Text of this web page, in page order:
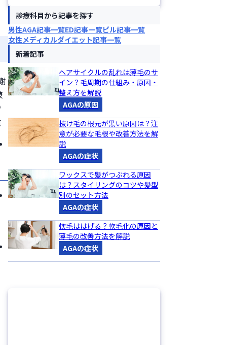
診療科目から記事を探す
男性AGA記事一覧ED記事一覧ピル記事一覧
女性メディカルダイエット記事一覧
新着記事
ヘアサイクルの乱れは薄毛のサ
イン？毛周期の仕組み・原因・
整え方を解説
AGAの原因
抜け毛の根元が黒い原因は？注
意が必要な毛根や改善方法を解
説
AGAの症状
ワックスで髪がつぶれる原因
は？スタイリングのコツや髪型
別のセット方法
AGAの症状
軟毛ははげる？軟毛化の原因と
薄毛の改善方法を解説
AGAの症状